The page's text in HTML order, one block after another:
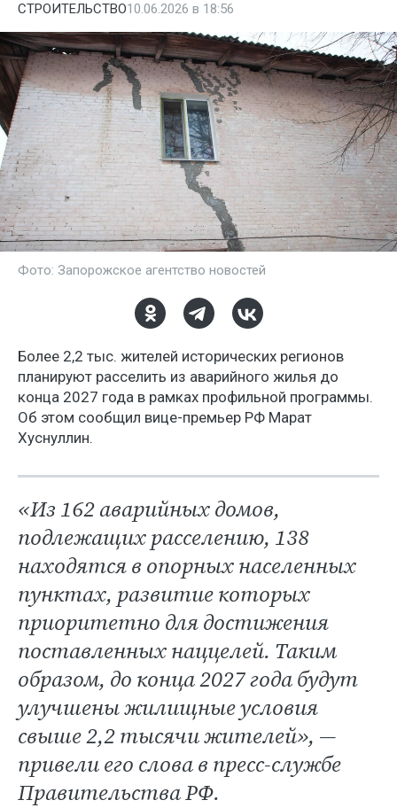
СТРОИТЕЛЬСТВО10.06.2026 в 18:56
Фото: Запорожское агентство новостей
Более 2,2 тыс. жителей исторических регионов
планируют расселить из аварийного жилья до
конца 2027 года в рамках профильной программы.
Об этом сообщил вице-премьер РФ Марат
Хуснуллин.
«Из 162 аварийных домов,
подлежащих расселению, 138
находятся в опорных населенных
пунктах, развитие которых
приоритетно для достижения
поставленных наццелей. Таким
образом, до конца 2027 года будут
улучшены жилищные условия
свыше 2,2 тысячи жителей», —
привели его слова в пресс-службе
Правительства РФ.